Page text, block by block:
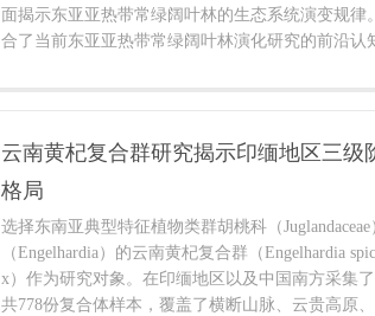
面揭示东亚亚热带常绿阔叶林的生态系统演变规律
合了当前东亚亚热带常绿阔叶林演化研究的前沿认
云南黄杞复合群研究揭示印缅地区三级
格局
选择东南亚典型特征植物类群胡桃科（
（Engelhardia）的云南黄杞复合群（Engelhardia
x）作为研究对象。在印缅地区以及中国南方采集
共778份复合体样本，覆盖了横断山脉、云贵高原